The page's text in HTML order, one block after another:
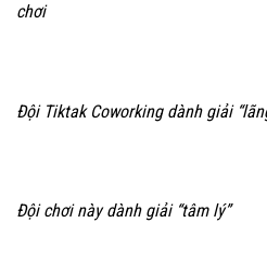
chơi
Đội Tiktak Coworking dành giải
Đội chơi này dành giải “tâm lý”